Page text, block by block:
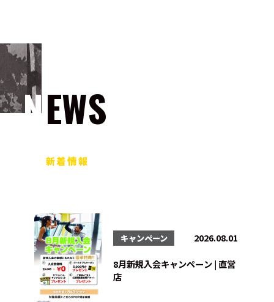
NEWS
新着情報
キャンペーン 2026.08.01
8月新規入会キャンペーン | 直営
店